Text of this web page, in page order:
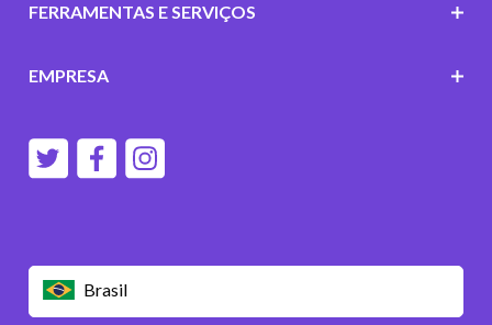
Brasil
FERRAMENTAS E SERVIÇOS
EMPRESA